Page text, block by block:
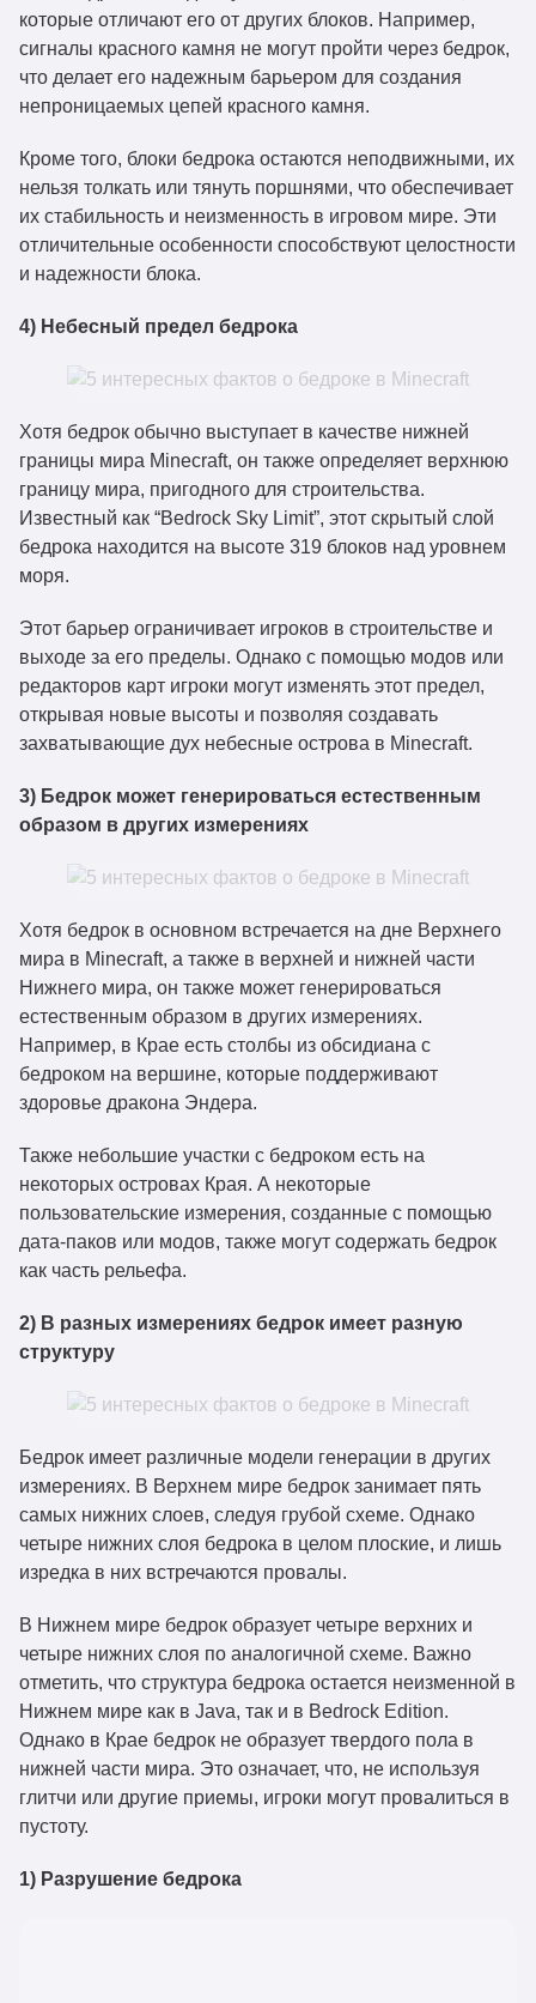
которые отличают его от других блоков. Например,
сигналы красного камня не могут пройти через бедрок,
что делает его надежным барьером для создания
непроницаемых цепей красного камня.
Кроме того, блоки бедрока остаются неподвижными, их
нельзя толкать или тянуть поршнями, что обеспечивает
их стабильность и неизменность в игровом мире. Эти
отличительные особенности способствуют целостности
и надежности блока.
4) Небесный предел бедрока
Хотя бедрок обычно выступает в качестве нижней
границы мира Minecraft, он также определяет верхнюю
границу мира, пригодного для строительства.
Известный как “Bedrock Sky Limit”, этот скрытый слой
бедрока находится на высоте 319 блоков над уровнем
моря.
Этот барьер ограничивает игроков в строительстве и
выходе за его пределы. Однако с помощью модов или
редакторов карт игроки могут изменять этот предел,
открывая новые высоты и позволяя создавать
захватывающие дух небесные острова в Minecraft.
3) Бедрок может генерироваться естественным
образом в других измерениях
Хотя бедрок в основном встречается на дне Верхнего
мира в Minecraft, а также в верхней и нижней части
Нижнего мира, он также может генерироваться
естественным образом в других измерениях.
Например, в Крае есть столбы из обсидиана с
бедроком на вершине, которые поддерживают
здоровье дракона Эндера.
Также небольшие участки с бедроком есть на
некоторых островах Края. А некоторые
пользовательские измерения, созданные с помощью
дата-паков или модов, также могут содержать бедрок
как часть рельефа.
2) В разных измерениях бедрок имеет разную
структуру
Бедрок имеет различные модели генерации в других
измерениях. В Верхнем мире бедрок занимает пять
самых нижних слоев, следуя грубой схеме. Однако
четыре нижних слоя бедрока в целом плоские, и лишь
изредка в них встречаются провалы.
В Нижнем мире бедрок образует четыре верхних и
четыре нижних слоя по аналогичной схеме. Важно
отметить, что структура бедрока остается неизменной в
Нижнем мире как в Java, так и в Bedrock Edition.
Однако в Крае бедрок не образует твердого пола в
нижней части мира. Это означает, что, не используя
глитчи или другие приемы, игроки могут провалиться в
пустоту.
1) Разрушение бедрока